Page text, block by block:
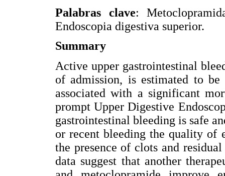
Palabras clave:
Endoscopia digestiva superior.
Summary
Active upper gastrointestinal
of admission, is estimated to
associated with a significant
prompt Upper Digestive
gastrointestinal bleeding is safe
or recent bleeding the quality of
the presence of clots and
data suggest that another